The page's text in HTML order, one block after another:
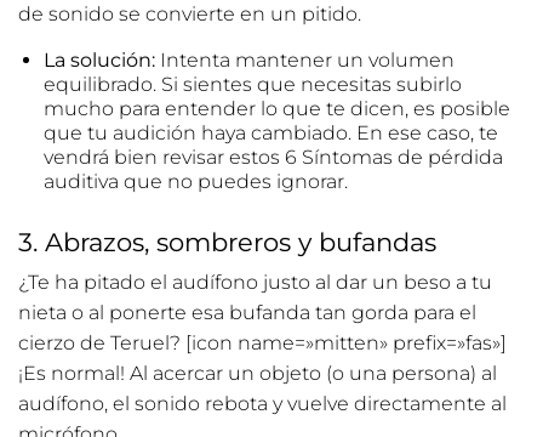
de sonido se convierte en un pitido.
La solución:Intenta mantener un volumen
equilibrado. Si sientes que necesitas subirlo
mucho para entender lo que te dicen, es posible
que tu audición haya cambiado. En ese caso, te
vendrá bien revisar estos 6 Síntomas de pérdida
auditiva que no puedes ignorar.
3. Abrazos, sombreros y bufandas
¿Te ha pitado el audífono justo al dar un beso a tu
nieta o al ponerte esa bufanda tan gorda para el
cierzo de Teruel? [icon name=»mitten» prefix=»fas»]
¡Es normal! Al acercar un objeto (o una persona) al
audífono, el sonido rebota y vuelve directamente al